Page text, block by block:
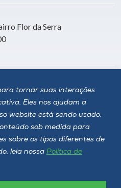
tornar suas interações
Eles nos ajudam a
website está sendo usado,
sob medida para
sobre os tipos diferentes de
leia nossa Política de
Flor da Serra